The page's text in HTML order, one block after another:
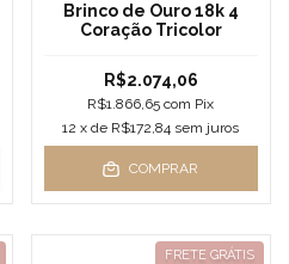
Brinco de Ouro 18k 4
Coração Tricolor
R$2.074,06
R$1.866,65com Pix
12 x de R$172,84 sem juros
COMPRAR
FRETE GRÁTIS